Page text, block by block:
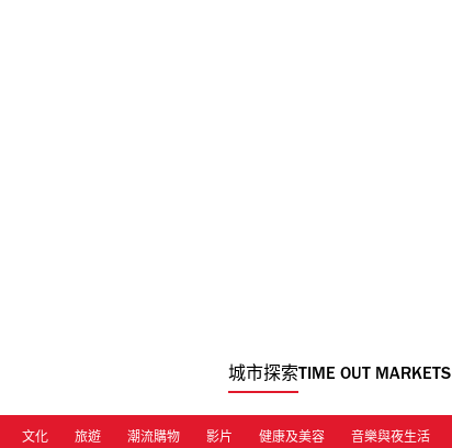
城市探索TIME OUT MARKETS
文化 旅遊 潮流購物 影片 健康及美容 音樂與夜生活